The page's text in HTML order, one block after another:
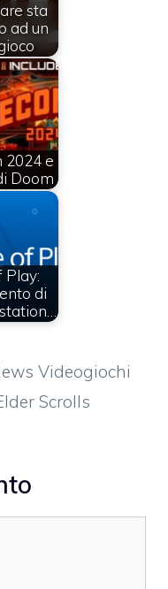
sta
ad un
2024 e
Doom
Play:
di
Videogiochi
Scrolls